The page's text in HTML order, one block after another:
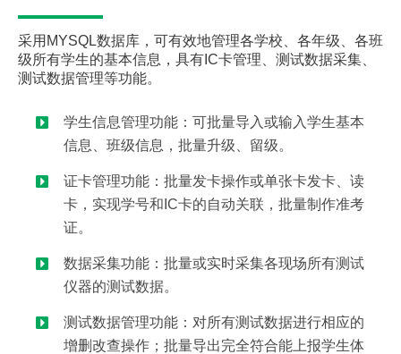
采用MYSQL数据库，可有效地管理各学校、各年级、各班
级所有学生的基本信息，具有IC卡管理、测试数据采集、
测试数据管理等功能。
学生信息管理功能：可批量导入或输入学生基本
信息、班级信息，批量升级、留级。
证卡管理功能：批量发卡操作或单张卡发卡、读
卡，实现学号和IC卡的自动关联，批量制作准考
证。
数据采集功能：批量或实时采集各现场所有测试
仪器的测试数据。
测试数据管理功能：对所有测试数据进行相应的
增删改查操作；批量导出完全符合能上报学生体